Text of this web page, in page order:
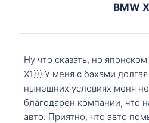
BMW
Ну что сказать, но
X1))) У меня с бэхами
нынешних условиях меня
благодарен компании, что
авто. Приятно, что авто